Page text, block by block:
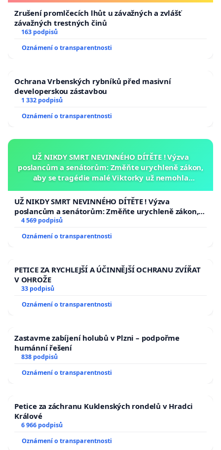
Zrušení promlčecích lhůt u závažných a zvlášť
závažných trestných činů
163 podpisů
Oznámení o transparentnosti
Ochrana Vrbenských rybníků před masivní
developerskou zástavbou
1 332 podpisů
Oznámení o transparentnosti
UŽ NIKDY SMRT NEVINNÉHO DÍTĚTE ! Výzva
poslancům a senátorům: Změňte urychleně zákon,
aby se tragédie malé Viktorky už nemohla
UŽ NIKDY SMRT NEVINNÉHO DÍTĚTE ! Výzva
poslancům a senátorům: Změňte urychleně zákon,
aby se tragédie malé Viktorky už nemohla opakovat!
4 569 podpisů
Oznámení o transparentnosti
PETICE ZA RYCHLEJŠÍ A ÚČINNĚJŠÍ OCHRANU ZVÍŘAT
V OHROŽE
33 podpisů
Oznámení o transparentnosti
Zastavme zabíjení holubů v Plzni – podpořme
humánní řešení
838 podpisů
Oznámení o transparentnosti
Petice za záchranu Kuklenských rondelů v Hradci
Králové
6 966 podpisů
Oznámení o transparentnosti